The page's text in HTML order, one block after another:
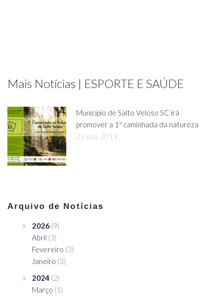
Mais Notícias | ESPORTE E SAÚDE
Munícipio de Salto Veloso SC irá
promover a 1ª caminhada da natureza
23 mai, 2019
Arquivo de Notícias
2026 (9)
Abril (3)
Fevereiro (3)
Janeiro (3)
2024 (2)
Março (1)